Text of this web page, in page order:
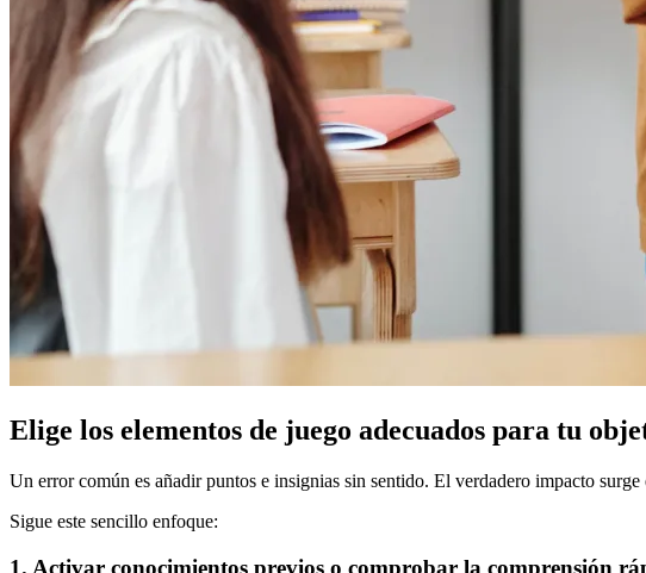
Elige los elementos de juego adecuados para tu
Un error común es añadir puntos e insignias sin sentido. El verdadero impacto
Sigue este sencillo enfoque:
1. Activar conocimientos previos o comprobar la comprensión